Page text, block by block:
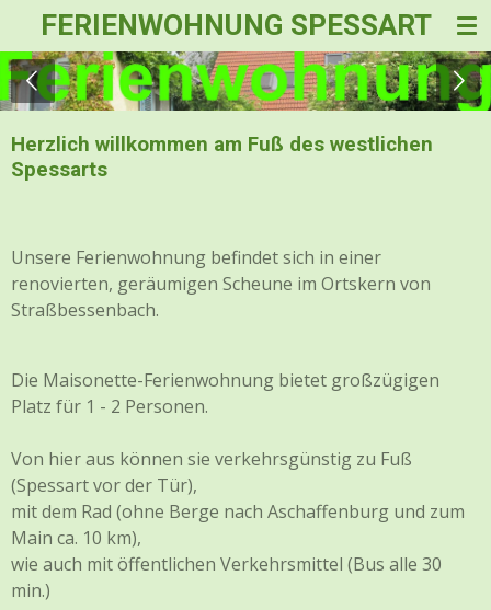
Zum
Hauptinhalt
springen
FERIENWOHNUNG SPESSART
Herzlich willkommen am Fuß des westlichen
Spessarts
Unsere Ferienwohnung befindet sich in einer
renovierten, geräumigen Scheune im Ortskern von
Straßbessenbach.
Die Maisonette-Ferienwohnung bietet großzügigen
Platz für 1 - 2 Personen.
Von hier aus können sie verkehrsgünstig zu Fuß
(Spessart vor der Tür),
mit dem Rad (ohne Berge nach Aschaffenburg und zum
Main ca. 10 km),
wie auch mit öffentlichen Verkehrsmittel (Bus alle 30
min.)